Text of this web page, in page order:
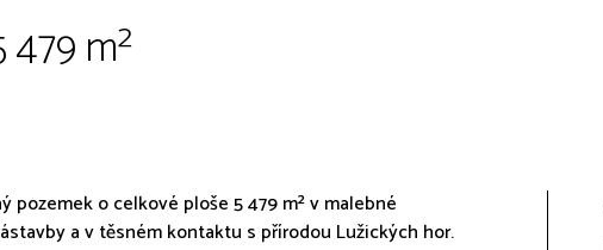
m²
pozemek o celkové ploše 5 479 m² v malebné
a v těsném kontaktu s přírodou Lužických hor.